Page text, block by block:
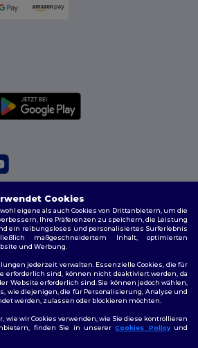
Rechte vorbehalten
|Personalisierungsrichtlinien|
|Cookie-Richtlinie|Site Map
Cookies
eigene als auch Cookies von Drittanbietern, um die
Ihre Präferenzen zu speichern, die Leistung
ein reibungsloses und personalisiertes Surferlebnis
maßgeschneidertem Inhalt, optimierten
und Werbung.
jederzeit verwalten. Essenzielle Cookies, die für
erforderlich sind, können nicht deaktiviert werden, da
Website erforderlich sind. Sie können jedoch wählen,
wie diejenigen, die für Personalisierung, Analyse und
werden, zulassen oder blockieren möchten.
wie wir Cookies verwenden, wie Sie diese kontrollieren
finden Sie in unsererCookies Policyund